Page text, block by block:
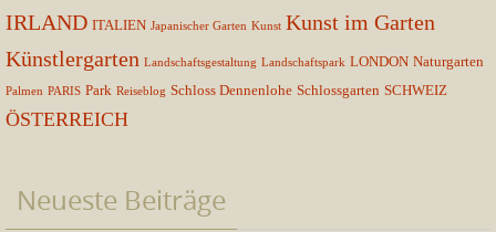
IRLAND ITALIEN Japanischer Garten Kunst Kunst im Garten
Künstlergarten Landschaftsgestaltung Landschaftspark LONDON Naturgarten
Palmen PARIS Park Reiseblog Schloss Dennenlohe Schlossgarten SCHWEIZ
ÖSTERREICH
Neueste Beiträge